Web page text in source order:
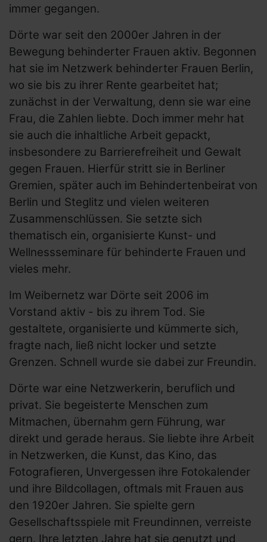
immer gegangen.
Dörte war seit den 2000er Jahren in der
Bewegung behinderter Frauen aktiv. Begonnen
hat sie im Netzwerk behinderter Frauen Berlin,
wo sie bis zu ihrer Rente gearbeitet hat;
zunächst in der Verwaltung, denn sie war eine
Frau, die Zahlen liebte. Doch immer mehr hat
sie auch die inhaltliche Arbeit gepackt,
insbesondere zu Barrierefreiheit und Gewalt
gegen Frauen. Hierfür stritt sie in Berliner
Gremien, später auch im Behindertenbeirat von
Berlin und Steglitz und vielen weiteren
Zusammenschlüssen. Sie setzte sich
thematisch ein, organisierte Kunst- und
Wellnessseminare für behinderte Frauen und
vieles mehr.
Im Weibernetz war Dörte seit 2006 im
Vorstand aktiv - bis zu ihrem Tod. Sie
gestaltete, organisierte und kümmerte sich,
fragte nach, ließ nicht locker und setzte
Grenzen. Schnell wurde sie dabei zur Freundin.
Dörte war eine Netzwerkerin, beruflich und
privat. Sie begeisterte Menschen zum
Mitmachen, übernahm gern Führung, war
direkt und gerade heraus. Sie liebte ihre Arbeit
in Netzwerken, die Kunst, das Kino, das
Fotografieren, Unvergessen ihre Fotokalender
und ihre Bildcollagen, oftmals mit Frauen aus
den 1920er Jahren. Sie spielte gern
Gesellschaftsspiele mit Freundinnen, verreiste
gern. Ihre letzten Jahre hat sie genutzt und